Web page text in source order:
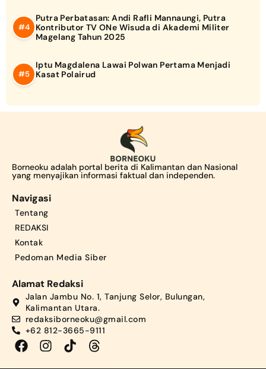
Putra Perbatasan: Andi Rafli Mannaungi, Putra
Kontributor TV ONe Wisuda di Akademi Militer
Magelang Tahun 2025
Iptu Magdalena Lawai Polwan Pertama Menjadi
Kasat Polairud
Borneoku adalah portal berita di Kalimantan dan Nasional
yang menyajikan informasi faktual dan independen.
Navigasi
Tentang
REDAKSI
Kontak
Pedoman Media Siber
Alamat Redaksi
Jalan Jambu No. 1, Tanjung Selor, Bulungan,
Kalimantan Utara.
redaksiborneoku@gmail.com
+62 812-3665-9111